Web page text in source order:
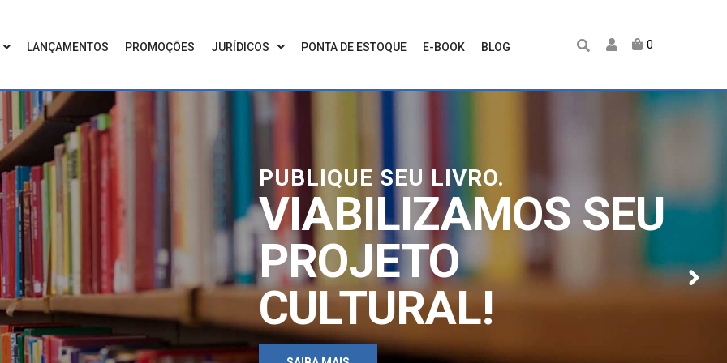
LANÇAMENTOS PROMOÇÕES JURÍDICOS PONTA DE ESTOQUE E-BOOK BLOG 0
PUBLIQUE SEU LIVRO.
VIABILIZAMOS SEU
PROJETO
CULTURAL!